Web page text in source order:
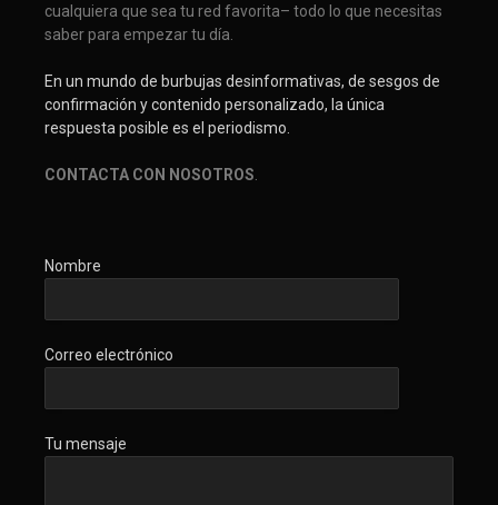
cualquiera que sea tu red favorita– todo lo que necesitas
saber para empezar tu día.
En un mundo de burbujas desinformativas, de sesgos de
confirmación y contenido personalizado, la única
respuesta posible es el periodismo.
CONTACTA CON NOSOTROS
Nombre
Correo electrónico
Tu mensaje